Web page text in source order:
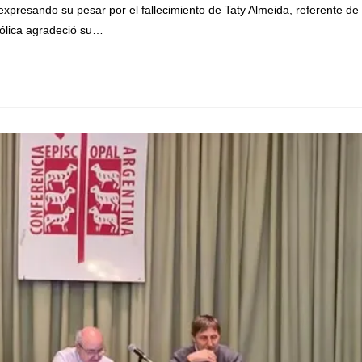
su pesar por el fallecimiento de Taty Almeida, referente de
agradeció su…